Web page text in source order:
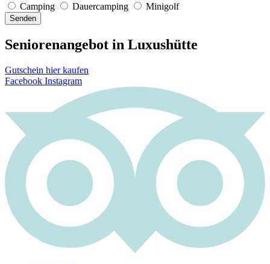
Camping
Dauercamping Minigolf
Senden
Seniorenangebot in Luxushütte
Gutschein hier kaufen
Facebook Instagram